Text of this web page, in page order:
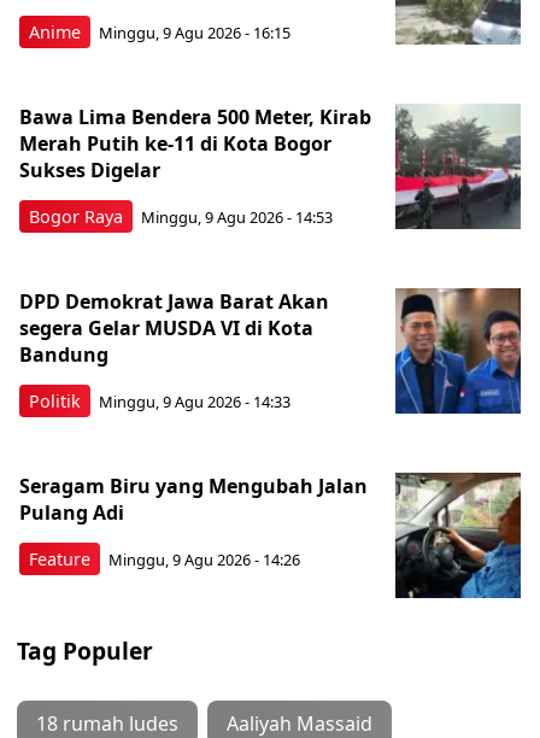
Anime Minggu, 9 Agu 2026 - 16:15
Bogor Raya
Bawa Lima Bendera 500 Meter, Kirab
Merah Putih ke-11 di Kota Bogor
Sukses Digelar
Minggu, 9 Agu 2026 - 14:53
Politik
DPD Demokrat Jawa Barat Akan
segera Gelar MUSDA VI di Kota
Bandung
Minggu, 9 Agu 2026 - 14:33
Feature
Seragam Biru yang Mengubah Jalan
Pulang Adi
Minggu, 9 Agu 2026 - 14:26
Tag Populer
18 rumah ludes Aaliyah Massaid